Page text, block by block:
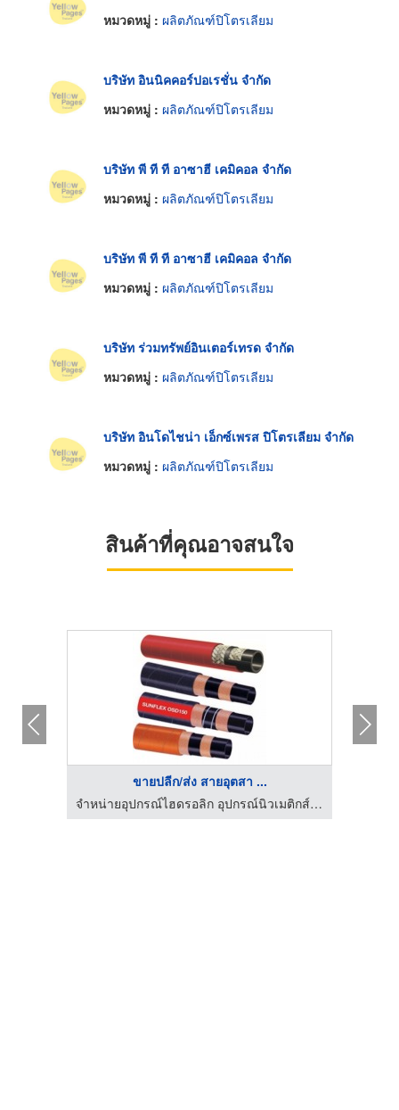
หมวดหมู่ : ผลิตภัณฑ์ปิโตรเลียม
บริษัท อินนิคคอร์ปอเรชั่น จำกัด
หมวดหมู่ : ผลิตภัณฑ์ปิโตรเลียม
บริษัท พี ที ที อาซาฮี เคมิคอล จำกัด
หมวดหมู่ : ผลิตภัณฑ์ปิโตรเลียม
บริษัท พี ที ที อาซาฮี เคมิคอล จำกัด
หมวดหมู่ : ผลิตภัณฑ์ปิโตรเลียม
บริษัท ร่วมทรัพย์อินเตอร์เทรด จำกัด
หมวดหมู่ : ผลิตภัณฑ์ปิโตรเลียม
บริษัท อินโดไชน่า เอ็กซ์เพรส ปิโตรเลียม จำกัด
หมวดหมู่ : ผลิตภัณฑ์ปิโตรเลียม
สินค้าที่คุณอาจสนใจ
ขายปลีก/ส่ง สายอุตสา ...
จำหน่ายอุปกรณ์ไฮดรอลิก อุปกรณ์นิวเมติกส์ - อาร์ เอส โฮส ด๊อกเตอร์